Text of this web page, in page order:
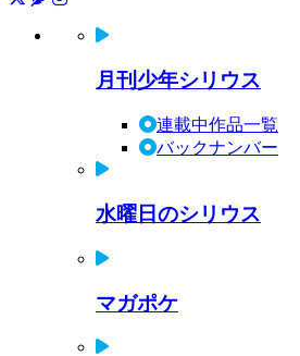
月刊少年シリウス
連載中作品一覧
バックナンバー
水曜日のシリウス
マガポケ